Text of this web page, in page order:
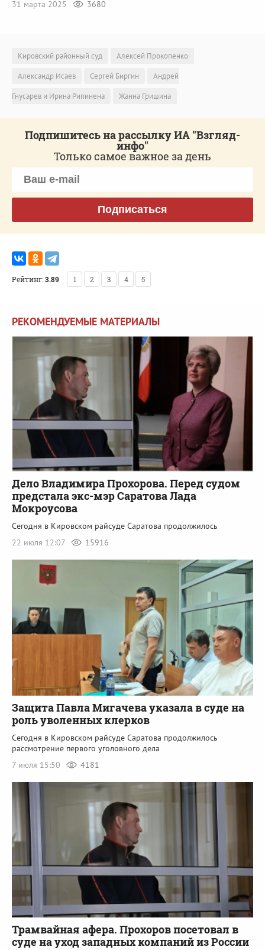
31 марта 2025 3680
Кировский районный суд
Алексей Прокопенко
Александр Исаев
Сергей Биргин
Андрей
Гнусарев и Ирина Рипинена
Жанна Гришина
Подпишитесь на рассылку ИА "Взгляд-
инфо"
Только самое важное за день
Подписаться
Рейтинг:3.89 1 2 3 4 5
РЕКОМЕНДУЕМЫЕ МАТЕРИАЛЫ
Дело Владимира Прохорова. Перед судом
предстала экс-мэр Саратова Лада
Мокроусова
Сегодня в Кировском райсуде Саратова продолжилось
22 июля 12:07
15916
Защита Павла Мигачева указала в суде на
роль уволенных клерков
Сегодня в Кировском райсуде Саратова продолжилось
рассмотрение первого уголовного дела
7 июля 15:50
4181
Трамвайная афера. Прохоров посетовал в
суде на уход западных компаний из России